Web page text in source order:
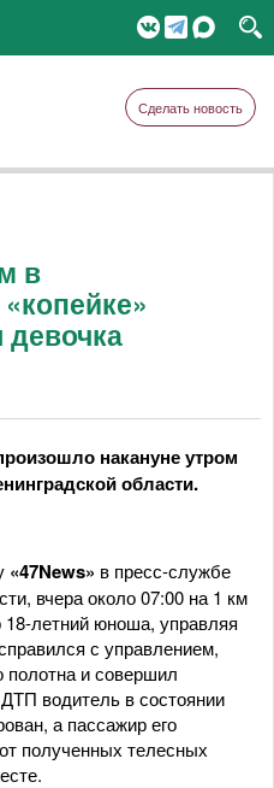
Сделать новость
в
девочка
накануне утром
области.
«47News» в пресс-службе
вчера около 07:00 на 1 км
18-летний юноша, управляя
с управлением,
и совершил
водитель в состоянии
а пассажир его
полученных телесных